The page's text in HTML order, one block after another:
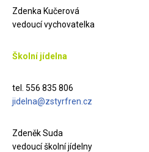
Zdenka Kučerová
vedoucí vychovatelka
Školní jídelna
tel. 556 835 806
jidelna@zstyrfren.cz
Zdeněk Suda
vedoucí školní jídelny